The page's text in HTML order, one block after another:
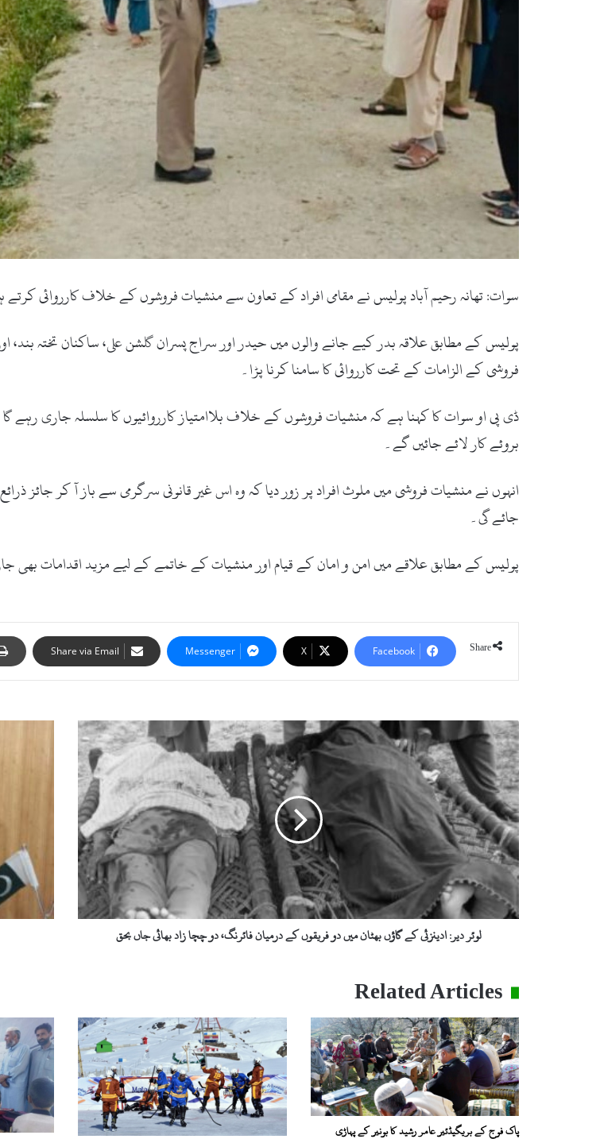
سوات: تھانہ رحیم آباد پولیس نے مقامی افراد کے تعاون سے منشیات فروشوں کے خلاف کارروائی کرتے
پولیس کے مطابق علاقہ بدر کیے جانے والوں میں حیدر اور سراج پسران گلشن علی، ساکنان تختہ
فروشی کے الزامات کے تحت کارروائی کا سامنا کرنا پڑا۔
ڈی پی او سوات کا کہنا ہے کہ منشیات فروشوں کے خلاف بلاامتیاز کارروائیوں کا سلسلہ جاری رہے
بروئے کار لائے جائیں گے۔
انہوں نے منشیات فروشی میں ملوث افراد پر زور دیا کہ وہ اس غیر قانونی سرگرمی سے باز آ کر جائز
جائے گی۔
پولیس کے مطابق علاقے میں امن و امان کے قیام اور منشیات کے خاتمے کے لیے مزید اقدامات بھی
Share
Facebook
X
Messenger
Share via Email
لوئر
دیر:
ادینزئی
کے
گاؤں
بھٹان
میں
دو
فریقوں
کے
درمیان
فائرنگ،
دو
جاں
بحق
لوئر دیر: ادینزئی کے گاؤں بھٹان میں دو فریقوں کے درمیان فائرنگ، دو چچا زاد بھائی جاں بحق
سوات:
موبائل
چوری
میں
مسروقہ
موبائل
فونز
برآمد
Related Articles
پاک فوج کے بریگیڈئیر عامر رشید کا بونیر کے پہاڑی